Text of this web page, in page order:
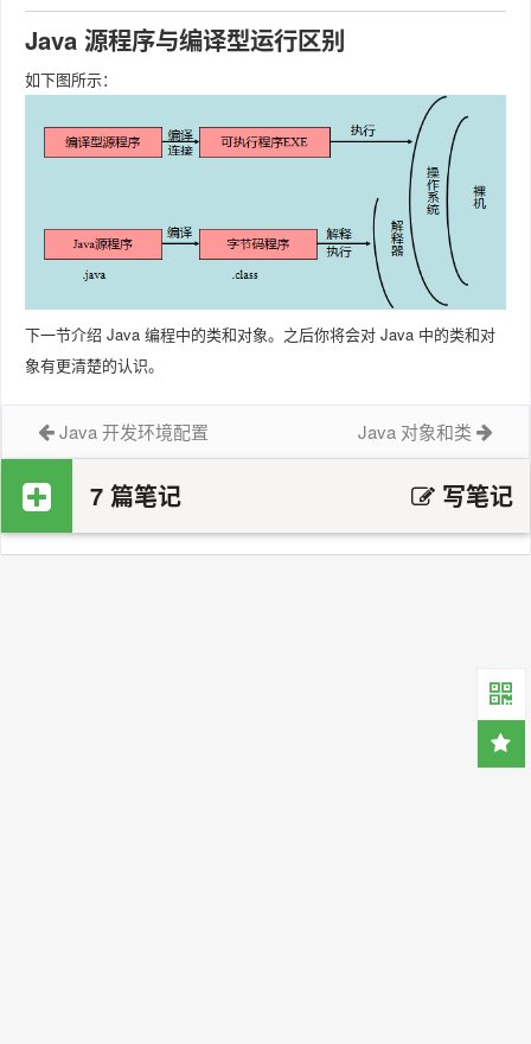
Java 源程序与编译型运行区别
如下图所示：
下一节介绍 Java 编程中的类和对象。之后你将会对 Java 中的类和对
象有更清楚的认识。
Java 开发环境配置 Java 对象和类
7 篇笔记 写笔记